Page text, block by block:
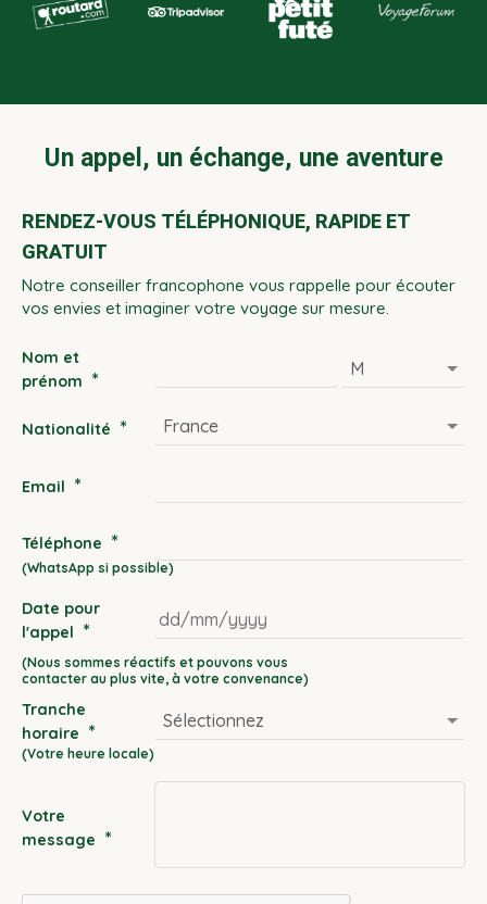
Un appel, un échange, une aventure
RENDEZ-VOUS TÉLÉPHONIQUE, RAPIDE ET
GRATUIT
Notre conseiller francophone vous rappelle pour écouter
vos envies et imaginer votre voyage sur mesure.
Nom et
prénom *
Nationalité *
Email *
Téléphone *
Date pour
l'appel *
DD
slash
MM
slash
Tranche
horaire *
Votre
message *